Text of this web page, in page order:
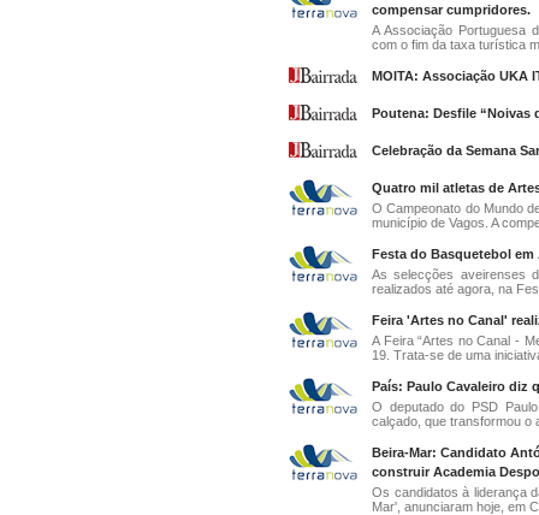
compensar cumpridores.
A Associação Portuguesa
com o fim da taxa turística
MOITA: Associação UKA
Poutena: Desfile “Noivas
Celebração da Semana
Quatro mil atletas de
O Campeonato do Mundo
município de Vagos. A
Festa do Basquetebol
As selecções aveirenses
realizados até agora, na
Feira 'Artes no Canal'
A Feira “Artes no Canal -
19. Trata-se de uma
País: Paulo Cavaleiro diz
O deputado do PSD
calçado, que transformou o
Beira-Mar: Candidato
construir Academia
Os candidatos à liderança
Mar', anunciaram hoje, em